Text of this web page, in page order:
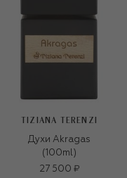
TIZIANA TERENZI
Духи Akragas
(100ml)
27 500 ₽